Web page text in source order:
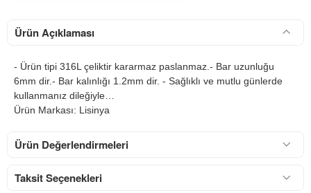
Ürün Açıklaması
- Ürün tipi 316L çeliktir kararmaz paslanmaz.- Bar uzunluğu
6mm dir.- Bar kalınlığı 1.2mm dir. - Sağlıklı ve mutlu günlerde
kullanmanız dileğiyle…
Ürün Markası: Lisinya
Ürün Değerlendirmeleri
Taksit Seçenekleri